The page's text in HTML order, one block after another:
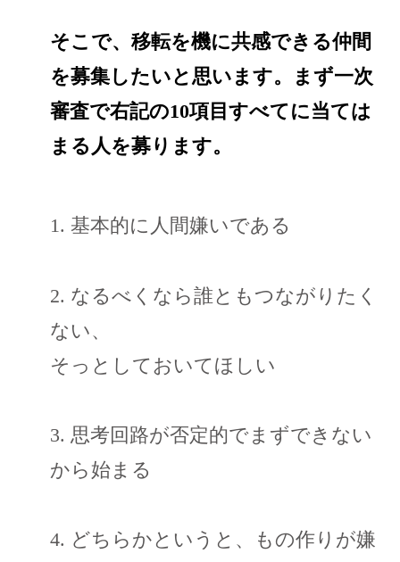
そこで、移転を機に共感できる仲間
を募集したいと思います。まず一次
審査で右記の10項目すべてに当ては
まる人を募ります。
1. 基本的に人間嫌いである
2. なるべくなら誰ともつながりたく
ない、
そっとしておいてほしい
3. 思考回路が否定的でまずできない
から始まる
4. どちらかというと、もの作りが嫌